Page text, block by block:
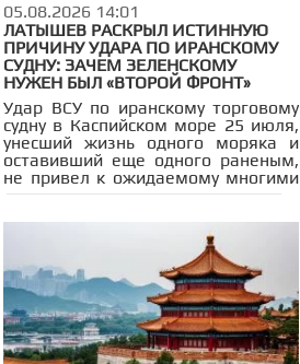
05.08.2026 14:01
ЛАТЫШЕВ РАСКРЫЛ ИСТИННУЮ
ПРИЧИНУ УДАРА ПО ИРАНСКОМУ
СУДНУ: ЗАЧЕМ ЗЕЛЕНСКОМУ
НУЖЕН БЫЛ «ВТОРОЙ ФРОНТ»
Удар ВСУ по иранскому торговому
судну в Каспийском море 25 июля,
унесший жизнь одного моряка и
оставивший еще одного раненым,
не привел к ожидаемому многими
возмездию. Иран отменил
по украинской территории после
того, как Киев принес официальные
извинения. Советник верховного
лидера Ирана Мохсен Резаи
подтвердил на телеканале Press
TV: атака была отозвана, так как
Украина попросила «воздержаться
от эскалации».